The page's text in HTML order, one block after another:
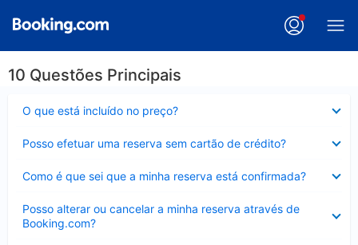
10 Questões Principais
O que está incluído no preço?
fechado
Posso efetuar uma reserva sem cartão de crédito?
fechado
Como é que sei que a minha reserva está confirmada?
fechado
Posso alterar ou cancelar a minha reserva através de
Booking.com?
fechado